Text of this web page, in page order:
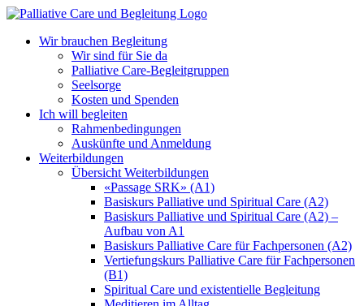
Zum
springenWir brauchen Begleitung
Wir sind für Sie da
Palliative Care-Begleitgruppen
Seelsorge
Kosten und Spenden
Ich will begleiten
Rahmenbedingungen
Auskünfte und Anmeldung
Weiterbildungen
Übersicht Weiterbildungen
«Passage SRK» (A1)
Basiskurs Palliative und Spiritual Care (A2)
Basiskurs Palliative und Spiritual Care (A2) –
Aufbau von A1
Basiskurs Palliative Care für Fachpersonen (A2)
Vertiefungskurs Palliative Care für Fachpersonen
(B1)
Spiritual Care und existentielle Begleitung